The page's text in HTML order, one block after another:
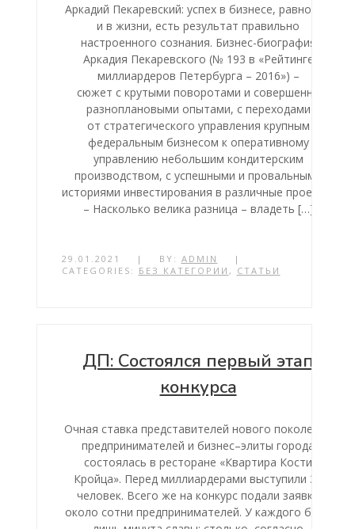
Аркадий Пекаревский: успех в бизнесе, равно как
и в жизни, есть результат правильно
настроенного сознания. Бизнес-биография
Аркадия Пекаревского (№ 193 в «Рейтинге
миллиардеров Петербурга – 2016») –
сюжет с крутыми поворотами и совершенно
разноплановыми опытами, с переходами
от стратегического управления крупным
федеральным бизнесом к оперативному
управлению небольшим кондитерским
производством, с успешными и провальными
историями инвестирования в различные проекты.
– Насколько велика разница – владеть […]
29.01.2021 | BY: ADMIN
|
CATEGORIES: БЕЗ КАТЕГОРИИ , СТАТЬИ
ДП: Состоялся первый этап
конкурса
Очная ставка представителей нового поколения
предпринимателей и бизнес–элиты города
состоялась в ресторане «Квартира Кости
Кройца». Перед миллиардерами выступили 36
человек. Всего же на конкурс подали заявки
около сотни предпринимателей. У каждого была